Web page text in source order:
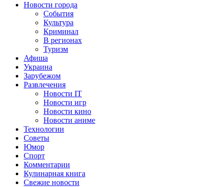
Новости города
События
Культура
Криминал
В регионах
Туризм
Афиша
Украина
Зарубежом
Развлечения
Новости IT
Новости игр
Новости кино
Новости аниме
Технологии
Советы
Юмор
Спорт
Комментарии
Кулинарная книга
Свежие новости